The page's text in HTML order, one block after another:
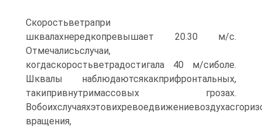
Скоростьветрапри
шквалахнередкопревышает 20.30 м/с.
Отмечалисьслучаи,
когдаскоростьветрадостигала 40 м/сиболе.
Шквалы наблюдаютсякакприфронтальных,
такипривнутримассовых грозах.
вращения,